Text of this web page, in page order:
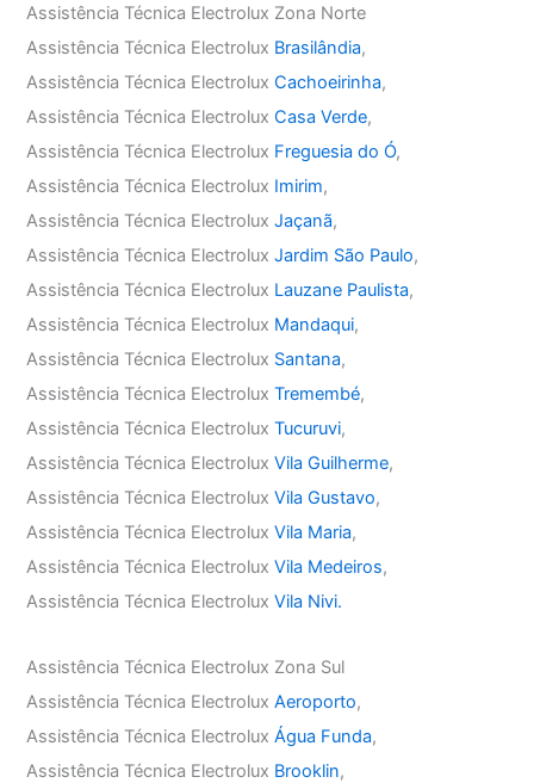
Assistência Técnica Electrolux Zona Norte
Assistência Técnica Electrolux Brasilândia,
Assistência Técnica ElectroluxCachoeirinha,
Assistência Técnica ElectroluxCasa Verde,
Assistência Técnica Electrolux Freguesia do Ó,
Assistência Técnica Electrolux Imirim,
Assistência Técnica ElectroluxJaçanã,
Assistência Técnica ElectroluxJardim São Paulo,
Assistência Técnica Electrolux Lauzane Paulista,
Assistência Técnica Electrolux Mandaqui,
Assistência Técnica Electrolux Santana,
Assistência Técnica ElectroluxTremembé,
Assistência Técnica ElectroluxTucuruvi,
Assistência Técnica ElectroluxVila Guilherme,
Assistência Técnica ElectroluxVila Gustavo,
Assistência Técnica ElectroluxVila Maria,
Assistência Técnica ElectroluxVila Medeiros,
Assistência Técnica ElectroluxVila Nivi.
Assistência Técnica Electrolux Zona Sul
Assistência Técnica ElectroluxAeroporto,
Assistência Técnica ElectroluxÁgua Funda,
Assistência Técnica Electrolux Brooklin,